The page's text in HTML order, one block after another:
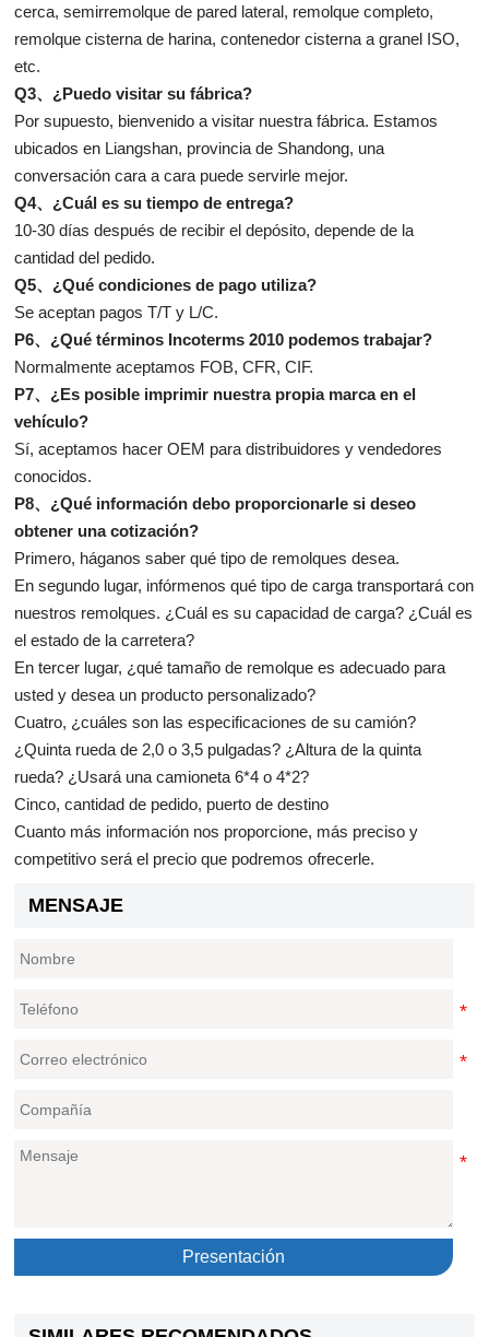
cerca, semirremolque de pared lateral, remolque completo,
remolque cisterna de harina, contenedor cisterna a granel ISO,
etc.
Q3、¿Puedo visitar su fábrica?
Por supuesto, bienvenido a visitar nuestra fábrica. Estamos
ubicados en Liangshan, provincia de Shandong, una
conversación cara a cara puede servirle mejor.
Q4、¿Cuál es su tiempo de entrega?
10-30 días después de recibir el depósito, depende de la
cantidad del pedido.
Q5、¿Qué condiciones de pago utiliza?
Se aceptan pagos T/T y L/C.
P6、¿Qué términos Incoterms 2010 podemos trabajar?
Normalmente aceptamos FOB, CFR, CIF.
P7、¿Es posible imprimir nuestra propia marca en el
vehículo?
Sí, aceptamos hacer OEM para distribuidores y vendedores
conocidos.
P8、¿Qué información debo proporcionarle si deseo
obtener una cotización?
Primero, háganos saber qué tipo de remolques desea.
En segundo lugar, infórmenos qué tipo de carga transportará con
nuestros remolques. ¿Cuál es su capacidad de carga? ¿Cuál es
el estado de la carretera?
En tercer lugar, ¿qué tamaño de remolque es adecuado para
usted y desea un producto personalizado?
Cuatro, ¿cuáles son las especificaciones de su camión?
¿Quinta rueda de 2,0 o 3,5 pulgadas? ¿Altura de la quinta
rueda? ¿Usará una camioneta 6*4 o 4*2?
Cinco, cantidad de pedido, puerto de destino
Cuanto más información nos proporcione, más preciso y
competitivo será el precio que podremos ofrecerle.
MENSAJE
Presentación